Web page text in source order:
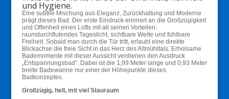
und Hygiene.
Eine subtile Mischung aus Eleganz, Zurückhaltung und Moderne
prägt dieses Bad. Der erste Eindruck erinnert an die Großzügigkeit
und Offenheit eines Lofts mit all seinen Vorteilen:
raumdurchflutendes Tageslicht, sichtbare Weite und fühlbare
Freiheit. Sobald man durch die Tür tritt, erlaubt eine direkte
Blickachse die freie Sicht in das Herz des Altmühltals. Erholsame
Bademomente mit dieser Aussicht verdienen den Ausdruck
„Entspannungsbad“. Dabei ist die 1,99 Meter lange und 0,93 Meter
breite Badewanne nur einer der Höhepunkte dieses
Badkonzeptes.
Großzügig, hell, mit viel Stauraum